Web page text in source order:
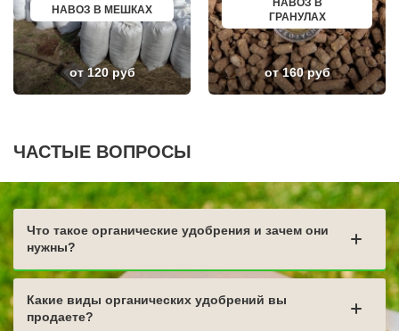
ЮЖНО САХАЛИНСК
ДЕРБЕНТ
АНГАРСК
СТЕРЛИТАМАК
ГРЯЗИ
ДНО
МАЙКОП
РЫБИНСК
ТУЙМАЗЫ
МУРОМ
ПУШКИН
ВСЕВОЛОЖСК
АРЗАМАС
АРМАВИР
СЛАНЦЫ
ПЛАСТ
НОВЫЙ ОСКОЛ
ВЕЛИКИЙ УСТЮГ
НИКОЛЬСК
ЛЕНИНСК-КУЗНЕЦКИЙ
НАЗАРОВО
ЛОДЕЙНОЕ ПОЛЕ
КРОНШТАДТ
РТИЩЕВО
НИЖНЯЯ ТУРА
БОГОРОДИЦК
НАВОЗ В МЕШКАХ
от 120 руб
НАВОЗ В
ГРАНУЛАХ
от 160 руб
ЧАСТЫЕ ВОПРОСЫ
Что такое органические удобрения и зачем они
нужны?
Какие виды органических удобрений вы
продаете?